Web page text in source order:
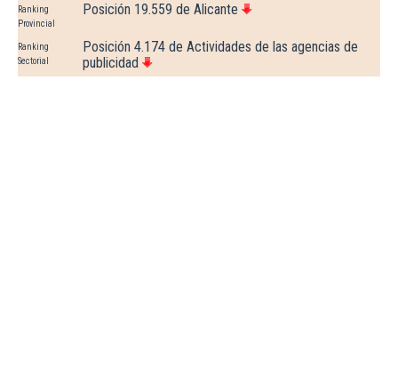
Ranking
Provincial
Posición 19.559 de Alicante
Ranking
Sectorial
Posición 4.174 de Actividades de las agencias de
publicidad